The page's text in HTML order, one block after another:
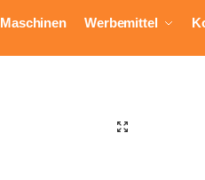
Maschinen Werbemittel
🔍